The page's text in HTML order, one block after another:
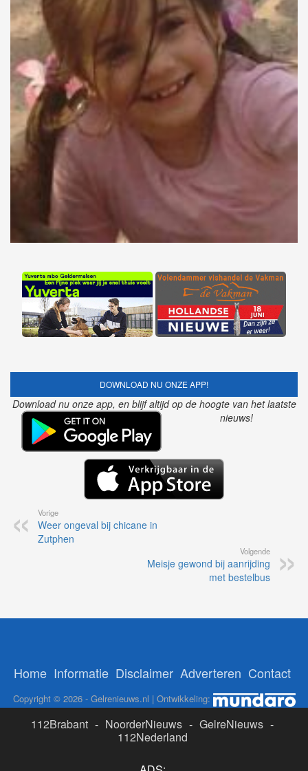
DOWNLOAD NU ONZE APP!
Download nu onze app, en blijf altijd op de hoogte van het laatste
nieuws!
Vorige
Weer ongeval bij chicane in
Zutphen
Volgende
Meisje gewond bij aanrijding
met bestelbus
Home Informatie Disclaimer Adverteren Contact
Copyright © 2026 - Gelrenieuws.nl | Ontwikkeling:
112Brabant - NoorderNieuws - GelreNieuws -
112Nederland